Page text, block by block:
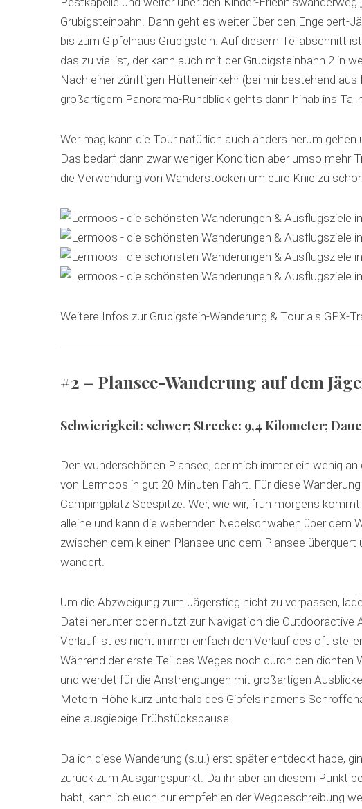
Grubigsteinbahn. Dann geht es weiter über den Engelbert-
bis zum Gipfelhaus Grubigstein. Auf diesem Teilabschnitt
das zu viel ist, der kann auch mit der Grubigsteinbahn 2 in
Nach einer zünftigen Hütteneinkehr (bei mir bestehend
großartigem Panorama-Rundblick gehts dann hinab ins Tal
Wer mag kann die Tour natürlich auch anders herum
Das bedarf dann zwar weniger Kondition aber umso mehr
die Verwendung von Wanderstöcken um eure Knie zu
Weitere Infos zur Grubigstein-Wanderung & Tour als GPX-
#2 – Plansee-Wanderung auf dem
Schwierigkeit: schwer; Strecke: 9,4 Kilometer;
Den wunderschönen Plansee, der mich immer ein wenig
von Lermoos in gut 20 Minuten Fahrt. Für diese
Campingplatz Seespitze. Wer, wie wir, früh morgens
alleine und kann die wabernden Nebelschwaben über dem
zwischen dem kleinen Plansee und dem Plansee
wandert.
Um die Abzweigung zum Jägerstieg nicht zu verpassen,
Datei herunter oder nutzt zur Navigation die Outdooractive
Verlauf ist es nicht immer einfach den Verlauf des oft
Während der erste Teil des Weges noch durch den dichten
und werdet für die Anstrengungen mit großartigen
Metern Höhe kurz unterhalb des Gipfels namens
eine ausgiebige Frühstückspause.
Da ich diese Wanderung (s.u.) erst später entdeckt habe,
zurück zum Ausgangspunkt. Da ihr aber an diesem Punkt
habt, kann ich euch nur empfehlen der Wegbeschreibung
S
e
a
c
h
: